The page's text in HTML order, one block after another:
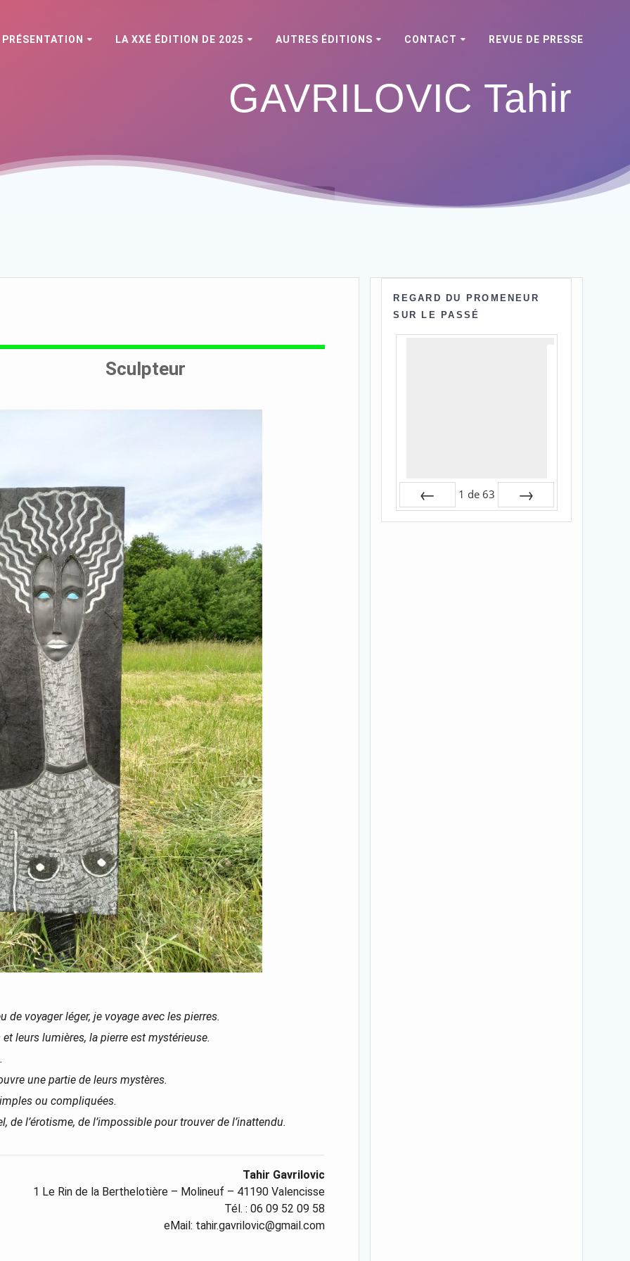
PRÉSENTATION LA XXÉ ÉDITION DE 2025 AUTRES ÉDITIONS CONTACT REVUE DE PRESSE
GAVRILOVIC Tahir
Sculpteur
de voyager léger, je voyage avec les pierres.
leurs lumières, la pierre est mystérieuse.
une partie de leurs mystères.
ou compliquées.
l’érotisme, de l’impossible pour trouver de l’inattendu.
Tahir Gavrilovic
1 Le Rin de la Berthelotière – Molineuf – 41190 Valencisse
Tél. : 06 09 52 09 58
eMail: tahir.gavrilovic@gmail.com
REGARD DU PROMENEUR
SUR LE PASSÉ
Préc
1 de 63
Suiv.